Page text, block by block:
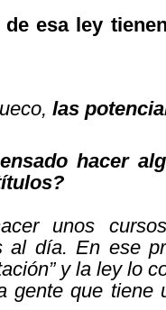
esa ley
las
hacer
unos
al día. En ese
y la ley lo
gente que tiene